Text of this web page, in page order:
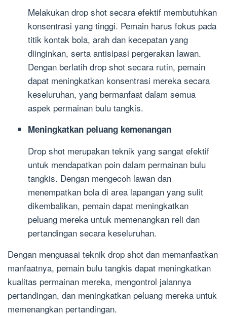
Melakukan drop shot secara efektif membutuhkan
konsentrasi yang tinggi. Pemain harus fokus pada
titik kontak bola, arah dan kecepatan yang
diinginkan, serta antisipasi pergerakan lawan.
Dengan berlatih drop shot secara rutin, pemain
dapat meningkatkan konsentrasi mereka secara
keseluruhan, yang bermanfaat dalam semua
aspek permainan bulu tangkis.
Meningkatkan peluang kemenangan
Drop shot merupakan teknik yang sangat efektif
untuk mendapatkan poin dalam permainan bulu
tangkis. Dengan mengecoh lawan dan
menempatkan bola di area lapangan yang sulit
dikembalikan, pemain dapat meningkatkan
peluang mereka untuk memenangkan reli dan
pertandingan secara keseluruhan.
Dengan menguasai teknik drop shot dan memanfaatkan
manfaatnya, pemain bulu tangkis dapat meningkatkan
kualitas permainan mereka, mengontrol jalannya
pertandingan, dan meningkatkan peluang mereka untuk
memenangkan pertandingan.